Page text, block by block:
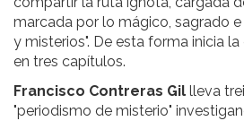
marcada por lo mágico, sagrado
y misterios". De esta forma inicia
en tres capítulos.
Francisco Contreras Gil lleva
"periodismo de misterio"